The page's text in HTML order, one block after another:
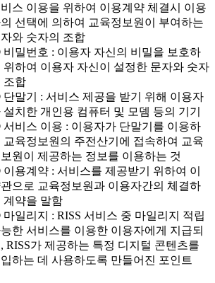
스 이용을 위하여 이용계약 체결시 이용
선택에 의하여 교육정보원이 부여하는
와 숫자의 조합
밀번호 : 이용자 자신의 비밀을 보호하
위하여 이용자 자신이 설정한 문자와 숫자
조합
말기 : 서비스 제공을 받기 위해 이용자
설치한 개인용 컴퓨터 및 모뎀 등의 기기
비스 이용 : 이용자가 단말기를 이용하
교육정보원의 주전산기에 접속하여 교육
원이 제공하는 정보를 이용하는 것
용계약 : 서비스를 제공받기 위하여 이
으로 교육정보원과 이용자간의 체결하
계약을 말함
일리지 : RISS 서비스 중 마일리지 적립
한 서비스를 이용한 이용자에게 지급되
RISS가 제공하는 특정 디지털 콘텐츠를
하는 데 사용하도록 만들어진 포인트